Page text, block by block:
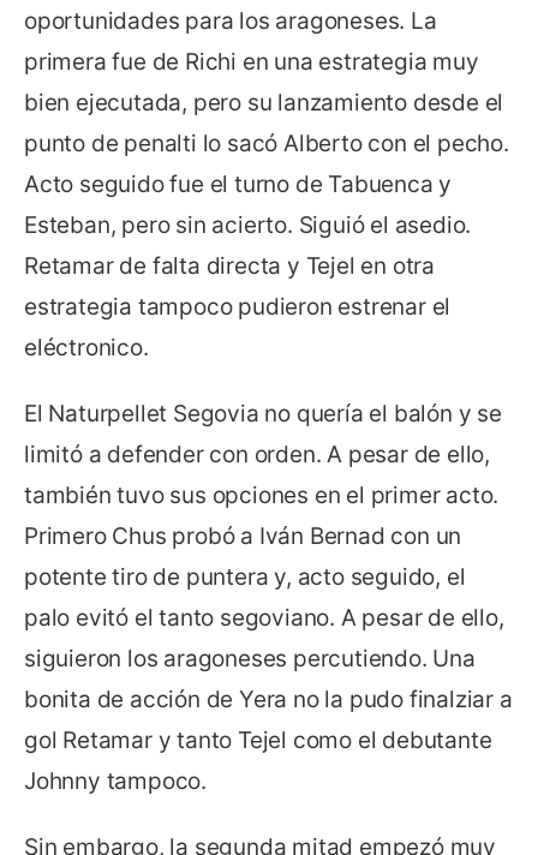
oportunidades para los aragoneses. La
primera fue de Richi en una estrategia muy
bien ejecutada, pero su lanzamiento desde el
punto de penalti lo sacó Alberto con el pecho.
Acto seguido fue el turno de Tabuenca y
Esteban, pero sin acierto. Siguió el asedio.
Retamar de falta directa y Tejel en otra
estrategia tampoco pudieron estrenar el
eléctronico.
El Naturpellet Segovia no quería el balón y se
limitó a defender con orden. A pesar de ello,
también tuvo sus opciones en el primer acto.
Primero Chus probó a Iván Bernad con un
potente tiro de puntera y, acto seguido, el
palo evitó el tanto segoviano. A pesar de ello,
siguieron los aragoneses percutiendo. Una
bonita de acción de Yera no la pudo finalziar a
gol Retamar y tanto Tejel como el debutante
Johnny tampoco.
Sin embargo, la segunda mitad empezó muy